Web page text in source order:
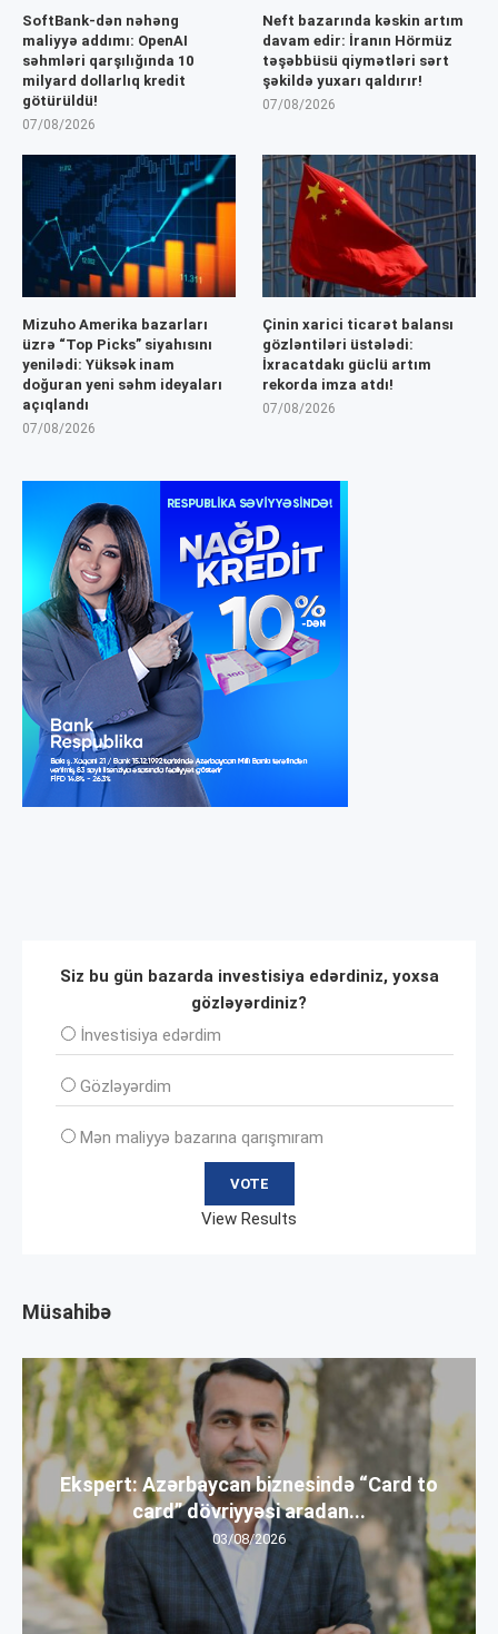
SoftBank-dən nəhəng
maliyyə addımı: OpenAI
səhmləri qarşılığında 10
milyard dollarlıq kredit
götürüldü!
07/08/2026
Neft bazarında kəskin artım
davam edir: İranın Hörmüz
təşəbbüsü qiymətləri sərt
şəkildə yuxarı qaldırır!
07/08/2026
Mizuho Amerika bazarları
üzrə “Top Picks” siyahısını
yenilədi: Yüksək inam
doğuran yeni səhm ideyaları
açıqlandı
07/08/2026
Çinin xarici ticarət balansı
gözləntiləri üstələdi:
İxracatdakı güclü artım
rekorda imza atdı!
07/08/2026
Siz bu gün bazarda investisiya edərdiniz, yoxsa
gözləyərdiniz?
İnvеstisiya edərdim
Gözləyərdim
Mən maliyyə bazarına qarışmıram
View Results
Müsahibə
Ekspert: Azərbaycan biznesində “Card to
card” dövriyyəsi aradan...
03/08/2026